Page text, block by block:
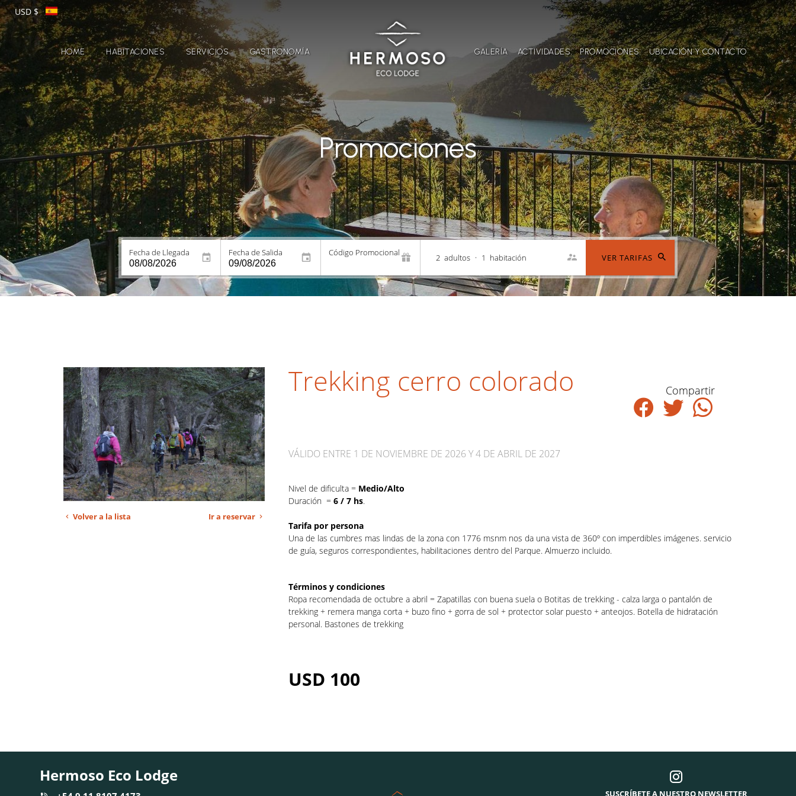
USD $
HOME HABITACIONES SERVICIOS GASTRONOMÍA GALERÍA ACTIVIDADES PROMOCIONES UBICACIÓN Y CONTACTO
Fecha de Llegada Fecha de Salida Código Promocional 2 adultos • 1 habitación VER TARIFAS
Promociones
Volver a la lista Ir a reservar
Trekking cerro colorado Compartir
VÁLIDO ENTRE 1 DE NOVIEMBRE DE 2026 Y 4 DE ABRIL DE 2027
Nivel de dificulta = Medio/Alto
Duración =6 / 7 hs.
Tarifa por persona
Una de las cumbres mas lindas de la zona con 1776 msnm nos da una vista de 360º con imperdibles imágenes. servicio
de guía, seguros correspondientes, habilitaciones dentro del Parque. Almuerzo incluido.
Términos y condiciones
Ropa recomendada de octubre a abril = Zapatillas con buena suela o Botitas de trekking - calza larga o pantalón de
trekking + remera manga corta + buzo fino + gorra de sol + protector solar puesto + anteojos. Botella de hidratación
personal. Bastones de trekking
USD 100
Hermoso Eco Lodge
SUSCRÍBETE A NUESTRO NEWSLETTER